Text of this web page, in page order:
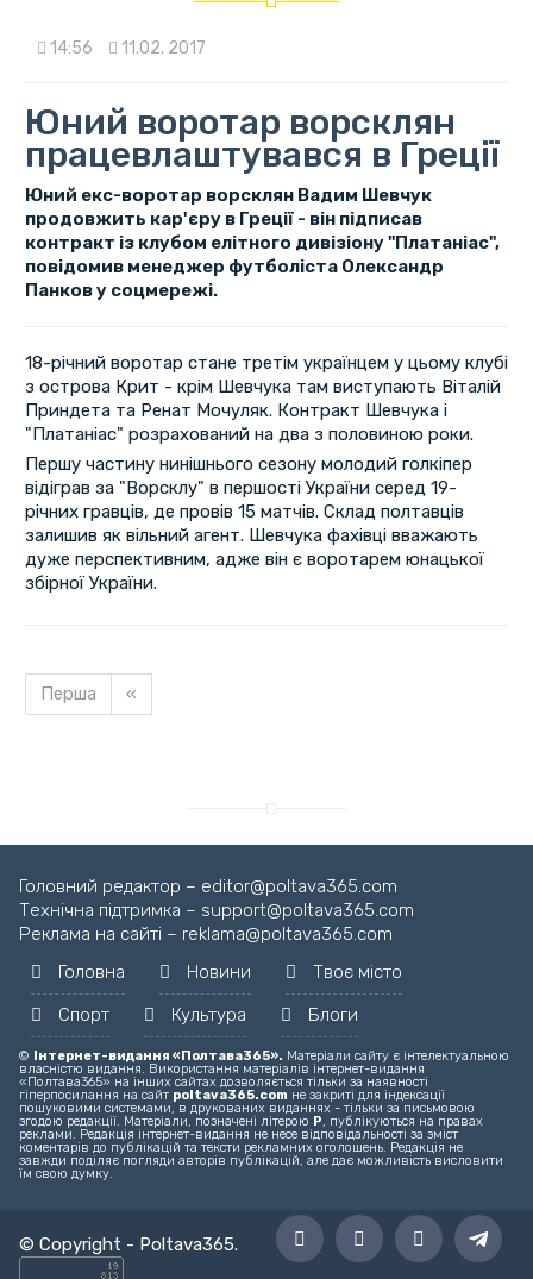
14:56 11.02. 2017
Юний воротар ворсклян
працевлаштувався в Греції
Юний екс-воротар ворсклян Вадим Шевчук
продовжить кар'єру в Греції - він підписав
контракт із клубом елітного дивізіону "Платаніас",
повідомив менеджер футболіста Олександр
Панков у соцмережі.
18-річний воротар стане третім українцем у цьому клубі
з острова Крит - крім Шевчука там виступають Віталій
Приндета та Ренат Мочуляк. Контракт Шевчука і
"Платаніас" розрахований на два з половиною роки.
Першу частину нинішнього сезону молодий голкіпер
відіграв за "Ворсклу" в першості України серед 19-
річних гравців, де провів 15 матчів. Склад полтавців
залишив як вільний агент. Шевчука фахівці вважають
дуже перспективним, адже він є воротарем юнацької
збірної України.
Перша «
Головний редактор – editor@poltava365.com
Технічна підтримка – support@poltava365.com
Реклама на сайті – reklama@poltava365.com
Головна
Новини
Твоє місто
Спорт
Культура Блоги
© Інтернет-видання «Полтава365». Матеріали сайту є інтелектуальною
власністю видання. Використання матеріалів інтернет-видання
«Полтава365» на інших сайтах дозволяється тільки за наявності
гіперпосилання на сайт poltava365.com не закриті для індексації
пошуковими системами, в друкованих виданнях - тільки за письмовою
згодою редакції. Матеріали, позначені літерою Р, публікуються на правах
реклами. Редакція інтернет-видання не несе відповідальності за зміст
коментарів до публікацій та тексти рекламних оголошень. Редакція не
завжди поділяє погляди авторів публікацій, але дає можливість висловити
їм свою думку.
© Copyright - Poltava365.